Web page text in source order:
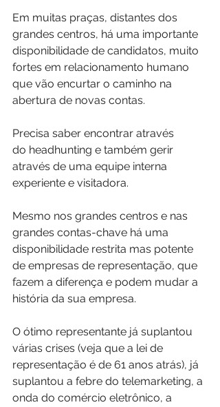
Em muitas praças, distantes dos
grandes centros, há uma importante
disponibilidade de candidatos, muito
fortes em relacionamento humano
que vão encurtar o caminho na
abertura de novas contas.
Precisa saber encontrar através
do headhunting e também gerir
através de uma equipe interna
experiente e visitadora.
Mesmo nos grandes centros e nas
grandes contas-chave há uma
disponibilidade restrita mas potente
de empresas de representação, que
fazem a diferença e podem mudar a
história da sua empresa.
O ótimo representante já suplantou
várias crises (veja que a lei de
representação é de 61 anos atrás), já
suplantou a febre do telemarketing, a
onda do comércio eletrônico, a